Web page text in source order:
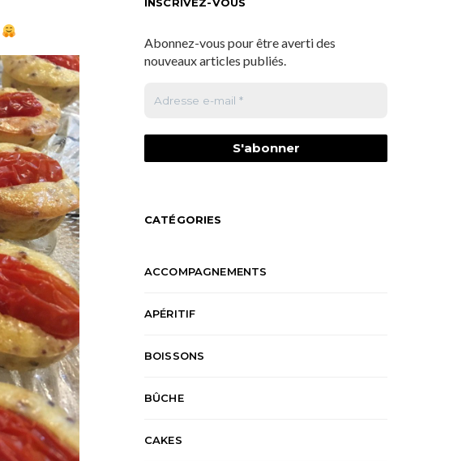
Abonnez-vous pour être averti des
nouveaux articles publiés.
CATÉGORIES
ACCOMPAGNEMENTS
APÉRITIF
BOISSONS
BÛCHE
CAKES